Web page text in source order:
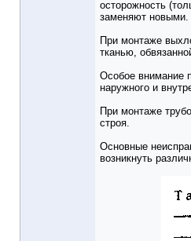
осторожность
заменяют новыми.
При монтаже
тканью,
Особое внимание
наружного и
При монтаже
строя.
Основные
возникнуть